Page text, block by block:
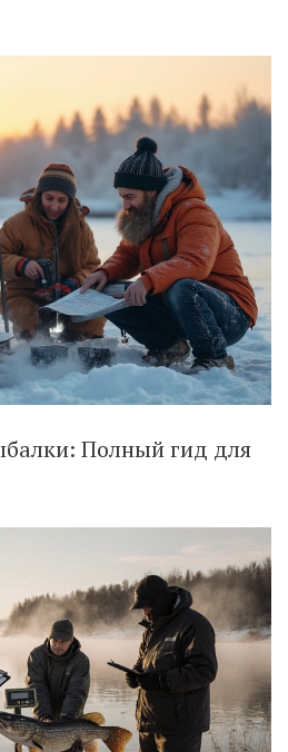
Полный гид для